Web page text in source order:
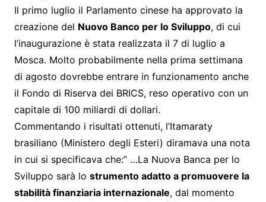
Il primo luglio il Parlamento cinese ha approvato la
creazione del Nuovo Banco per lo Sviluppo, di cui
l’inaugurazione è stata realizzata il 7 di luglio a
Mosca. Molto probabilmente nella prima settimana
di agosto dovrebbe entrare in funzionamento anche
il Fondo di Riserva dei BRICS, reso operativo con un
capitale di 100 miliardi di dollari.
Commentando i risultati ottenuti, l’Itamaraty
brasiliano (Ministero degli Esteri) diramava una nota
in cui si specificava che:” …La Nuova Banca per lo
Sviluppo sarà lo strumento adatto a promuovere la
stabilità finanziaria internazionale, dal momento